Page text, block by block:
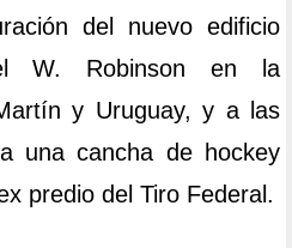
del nuevo edificio
W. Robinson en la
y Uruguay, y a las
una cancha de hockey
predio del Tiro Federal.